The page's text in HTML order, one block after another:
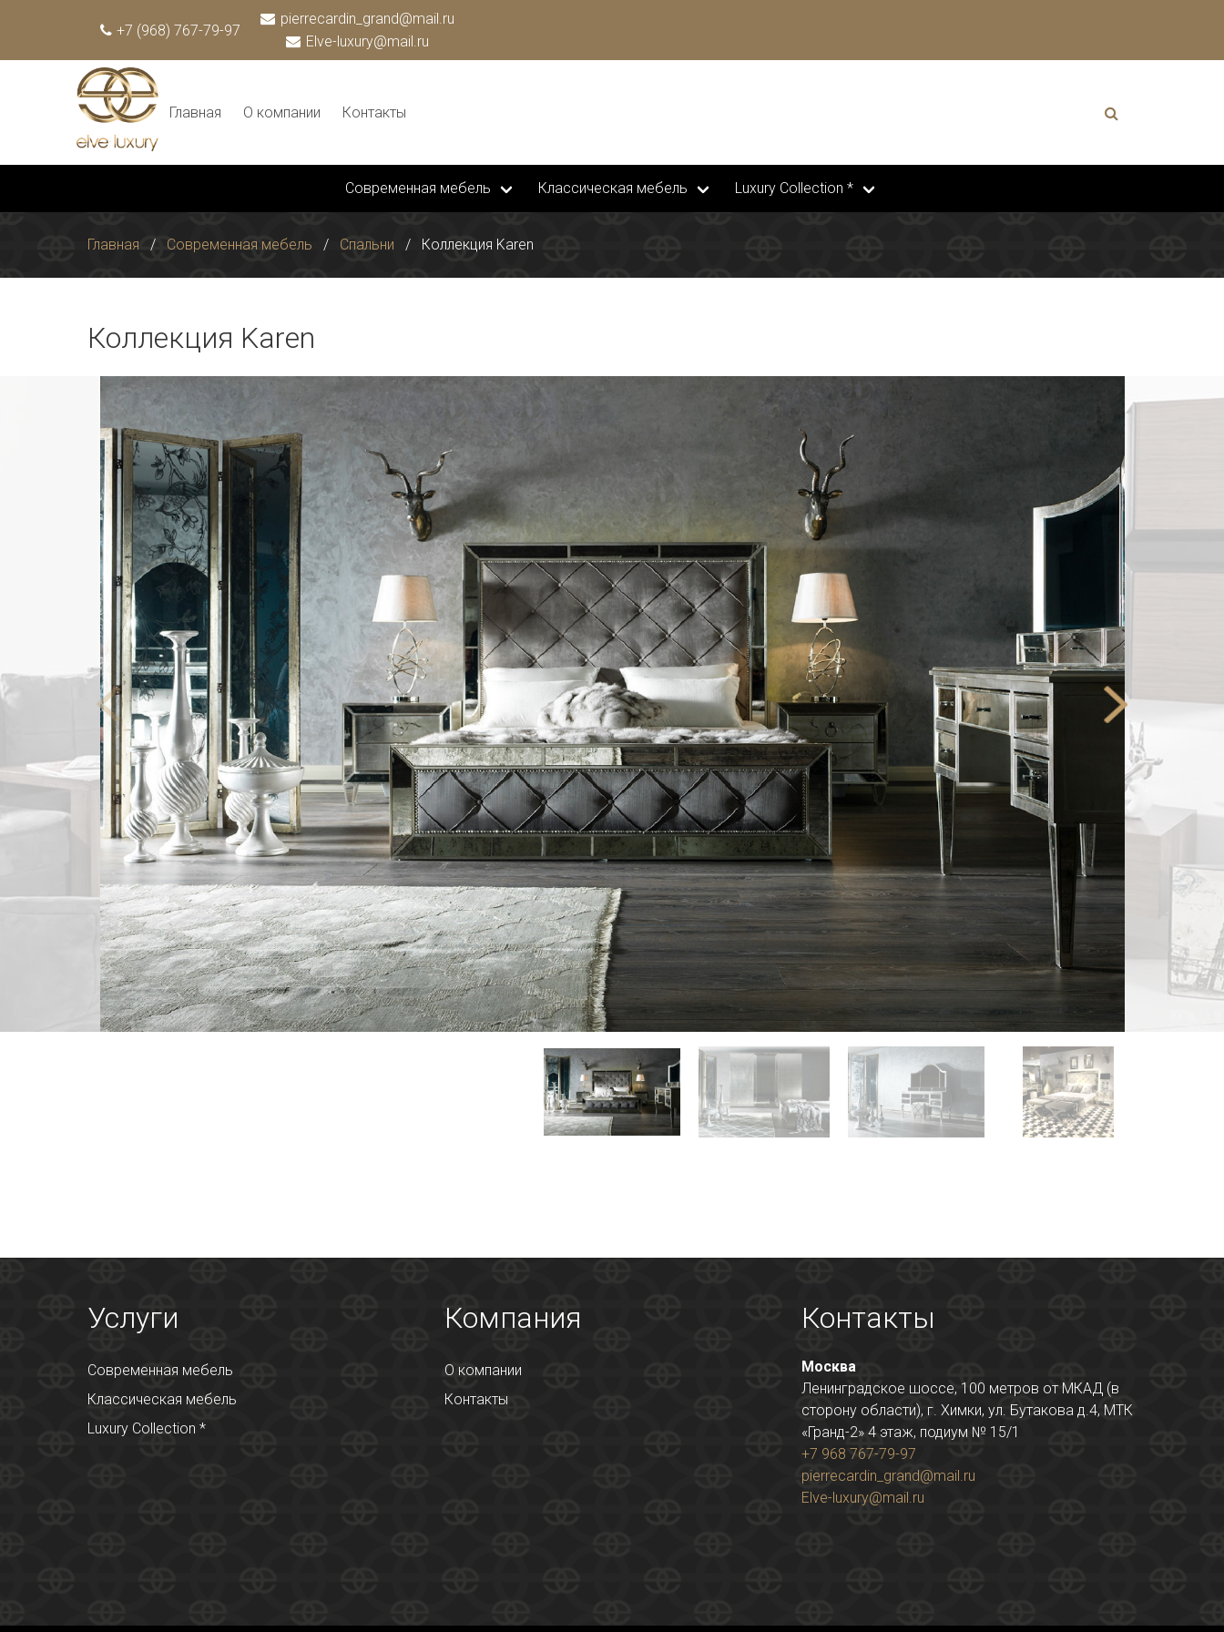
+7 (968) 767-79-97
pierrecardin_grand@mail.ru
Elve-luxury@mail.ru
Главная О компании Контакты
Современная мебель Классическая мебель Luxury Collection *
Главная Современная мебель Спальни Коллекция Karen
Коллекция Karen
Услуги
Современная мебель
Классическая мебель
Luxury Collection *
Компания
О компании
Контакты
Контакты
Москва
Ленинградское шоссе, 100 метров от МКАД (в
сторону области), г. Химки, ул. Бутакова д.4, МТК
«Гранд-2» 4 этаж, подиум № 15/1
+7 968 767-79-97
pierrecardin_grand@mail.ru
Elve-luxury@mail.ru